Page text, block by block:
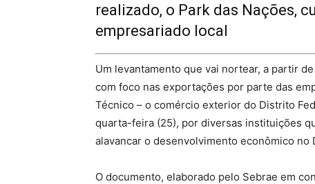
realizado, o Park das Nações,
empresariado local
Um levantamento que vai nortear, a partir
com foco nas exportações por parte das
Técnico – o comércio exterior do Distrito
quarta-feira (25), por diversas instituições
alavancar o desenvolvimento econômico no
O documento, elaborado pelo Sebrae em